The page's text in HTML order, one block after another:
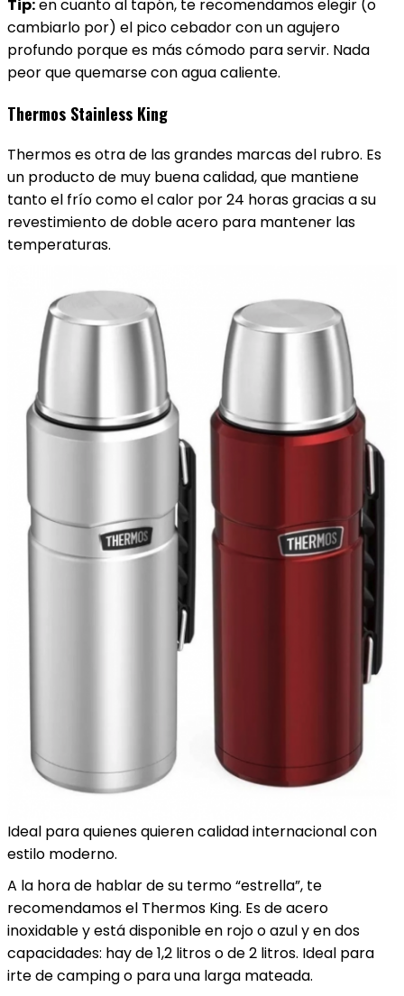
Tip:en cuanto al tapón, te recomendamos elegir (o
cambiarlo por) el pico cebador con un agujero
profundo porque es más cómodo para servir. Nada
peor que quemarse con agua caliente.
Thermos Stainless King
Thermos es otra de las grandes marcas del rubro. Es
un producto de muy buena calidad, que mantiene
tanto el frío como el calor por 24 horas gracias a su
revestimiento de doble acero para mantener las
temperaturas.
Ideal para quienes quieren calidad internacional con
estilo moderno.
A la hora de hablar de su termo “estrella”, te
recomendamos el Thermos King. Es de acero
inoxidable y está disponible en rojo o azul y en dos
capacidades: hay de 1,2 litros o de 2 litros. Ideal para
irte de camping o para una larga mateada.